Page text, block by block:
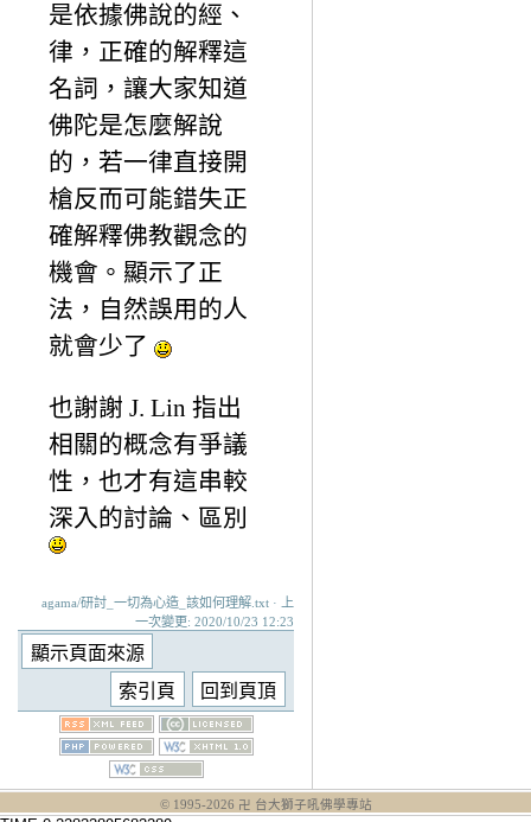
是依據佛說的經、
律，正確的解釋這
名詞，讓大家知道
佛陀是怎麼解說
的，若一律直接開
槍反而可能錯失正
確解釋佛教觀念的
機會。顯示了正
法，自然誤用的人
就會少了
也謝謝 J. Lin 指出
相關的概念有爭議
性，也才有這串較
深入的討論、區別
agama/研討_一切為心造_該如何理解.txt · 上
一次變更: 2020/10/23 12:23
© 1995-2026 卍 台大獅子吼佛學專站